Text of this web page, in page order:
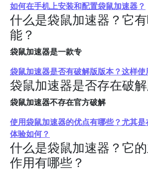
如何在手机上安装和配置袋鼠加速器？
什么是袋鼠加速器？它
能？
袋鼠加速器是一款专
袋鼠加速器是否有破解版版本？这样使
袋鼠加速器是否存在破
袋鼠加速器不存在官方破解
使用袋鼠加速器的优点有哪些？尤其
体验如何？
什么是袋鼠加速器？它
作用有哪些？